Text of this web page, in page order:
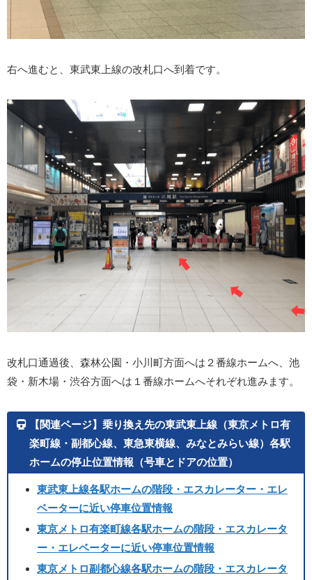
右へ進むと、東武東上線の改札口へ到着です。
改札口通過後、森林公園・小川町方面へは２番線ホームへ、池
袋・新木場・渋谷方面へは１番線ホームへそれぞれ進みます。
【関連ページ】乗り換え先の東武東上線（東京メトロ有
楽町線・副都心線、東急東横線、みなとみらい線）各駅
ホームの停止位置情報（号車とドアの位置）
東武東上線各駅ホームの階段・エスカレーター・エレ
ベーターに近い停車位置情報
東京メトロ有楽町線各駅ホームの階段・エスカレータ
ー・エレベーターに近い停車位置情報
東京メトロ副都心線各駅ホームの階段・エスカレータ